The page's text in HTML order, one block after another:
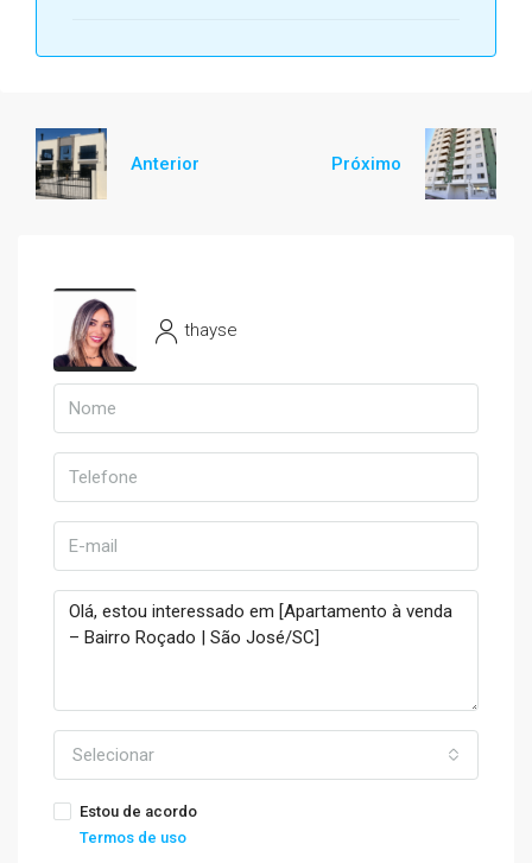
Anterior Próximo
thayse
Selecionar
Estou de acordo
Termos de uso